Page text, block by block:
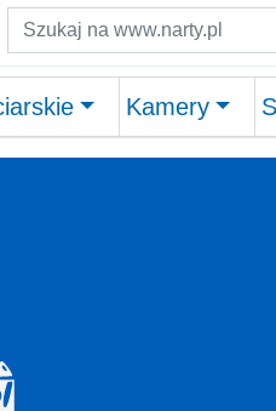
Szukaj
Kamery